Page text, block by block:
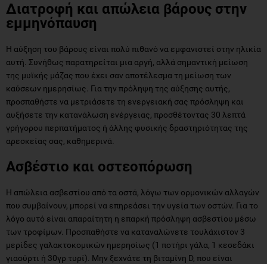
Διατροφή και απώλεια βάρους στην
εμμηνόπαυση
Η αύξηση του βάρους είναι πολύ πιθανό να εμφανιστεί στην ηλικία
αυτή. Συνήθως παρατηρείται μια αργή, αλλά σημαντική μείωση
της μυϊκής μάζας που έχει σαν αποτέλεσμα τη μείωση των
καύσεων ημερησίως. Για την πρόληψη της αύξησης αυτής,
προσπαθήστε να μετριάσετε τη ενεργειακή σας πρόσληψη και
αυξήσετε την κατανάλωση ενέργειας, προσθέτοντας 30 λεπτά
γρήγορου περπατήματος ή άλλης φυσικής δραστηριότητας της
αρεσκείας σας, καθημερινά.
Ασβέστιο και οστεοπόρωση
Η απώλεια ασβεστίου από τα οστά, λόγω των ορμονικών αλλαγών
που συμβαίνουν, μπορεί να επηρεάσει την υγεία των οστών. Για το
λόγο αυτό είναι απαραίτητη η επαρκή πρόσληψη ασβεστίου μέσω
των τροφίμων. Προσπαθήστε να καταναλώνετε τουλάχιστον 3
μερίδες γαλακτοκομικών ημερησίως (1 ποτήρι γάλα, 1 κεσεδάκι
γιαούρτι ή 30γρ τυρί). Μην ξεχνάτε τη βιταμίνη D, που είναι